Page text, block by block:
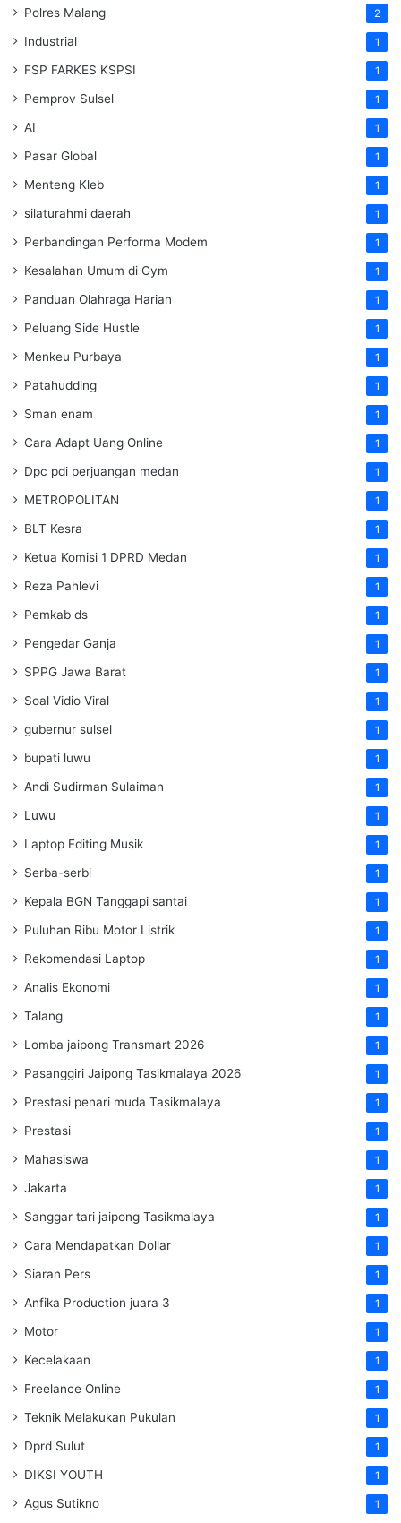
Polres Malang 2
Industrial 1
FSP FARKES KSPSI 1
Pemprov Sulsel 1
AI 1
Pasar Global 1
Menteng Kleb 1
silaturahmi daerah 1
Perbandingan Performa Modem 1
Kesalahan Umum di Gym 1
Panduan Olahraga Harian 1
Peluang Side Hustle 1
Menkeu Purbaya 1
Patahudding 1
Sman enam 1
Cara Adapt Uang Online 1
Dpc pdi perjuangan medan 1
METROPOLITAN 1
BLT Kesra 1
Ketua Komisi 1 DPRD Medan 1
Reza Pahlevi 1
Pemkab ds 1
Pengedar Ganja 1
SPPG Jawa Barat 1
Soal Vidio Viral 1
gubernur sulsel 1
bupati luwu 1
Andi Sudirman Sulaiman 1
Luwu 1
Laptop Editing Musik 1
Serba-serbi 1
Kepala BGN Tanggapi santai 1
Puluhan Ribu Motor Listrik 1
Rekomendasi Laptop 1
Analis Ekonomi 1
Talang 1
Lomba jaipong Transmart 2026 1
Pasanggiri Jaipong Tasikmalaya 2026 1
Prestasi penari muda Tasikmalaya 1
Prestasi 1
Mahasiswa 1
Jakarta 1
Sanggar tari jaipong Tasikmalaya 1
Cara Mendapatkan Dollar 1
Siaran Pers 1
Anfika Production juara 3 1
Motor 1
Kecelakaan 1
Freelance Online 1
Teknik Melakukan Pukulan 1
Dprd Sulut 1
DIKSI YOUTH 1
Agus Sutikno 1